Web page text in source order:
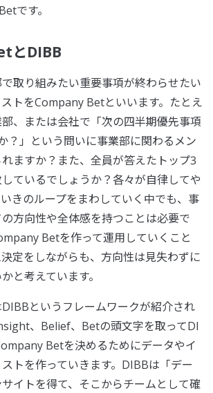
です。
とDIBB
取り組みたい重要事項が終わらせたい
トをCompany Betといいます。たとえ
、または会社で「次の四半期優先事項
？」という問いに事業部に関わるメン
ますか？また、全員が答えたトップ3
ているでしょうか？各々が自律してや
きのループをまわしていく中でも、事
方向性や全体感を持つことは必要で
Betを作って運用していくこと
定をしながらも、方向性は見失わずに
と考えています。
というフレームワークが紹介され
、Belief、Betの頭文字を取ってDI
Betを決めるためにデータやイ
トを作っていきます。DIBBは「デー
イトを得て、そこからチームとして確